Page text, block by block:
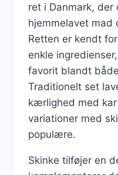
ret i Danmark,
hjemmelavet mad
Retten er kendt
enkle
favorit blandt
Traditionelt set
kærlighed med
variationer med
populære.
Skinke tilføjer en